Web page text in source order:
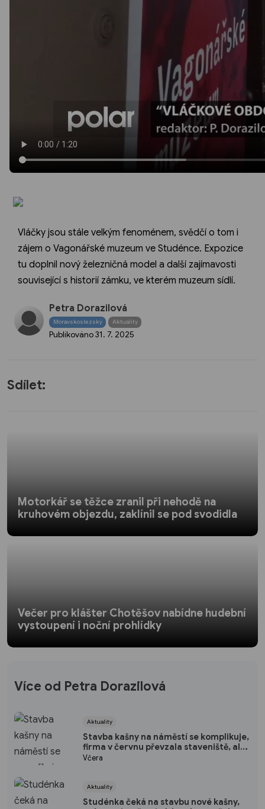
Vláčky jsou stále velkým fenoménem, svědčí o tom i
zájem o Vagonářské muzeum ve Studénce. Expozice
tu doplnil nový železničná model a další zajímavosti
související s historií zámku, ve kterém muzeum sídlí.
Petra Dorazilová
Moravskoslezský Aktuality
Publikováno31. 7. 2025
Sdílet:
Motorkář se těžce zranil při nehodě na
kruhovém objezdu, zaklínil se pod svodidla
Večer pro klášter Chotěšov nabídne hudební
vystoupení i noční prohlídky
Více od Petra Dorazilová
Aktuality
Stavba kašny na náměstí se komplikuje,
firma v červnu převzala staveniště, ale
nepracuje
Včera
Aktuality
Studénka čeká na stavbu nové kašny,